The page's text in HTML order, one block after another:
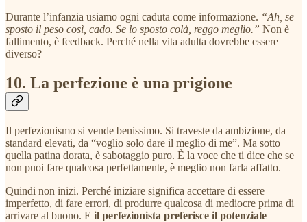
Durante l’infanzia usiamo ogni caduta come informazione. “Ah, se
sposto il peso così, cado. Se lo sposto colà, reggo meglio.” Non è
fallimento, è feedback. Perché nella vita adulta dovrebbe essere
diverso?
10. La perfezione è una prigione
Il perfezionismo si vende benissimo. Si traveste da ambizione, da
standard elevati, da “voglio solo dare il meglio di me”. Ma sotto
quella patina dorata, è sabotaggio puro. È la voce che ti dice che se
non puoi fare qualcosa perfettamente, è meglio non farla affatto.
Quindi non inizi. Perché iniziare significa accettare di essere
imperfetto, di fare errori, di produrre qualcosa di mediocre prima di
arrivare al buono. E il perfezionista preferisce il potenziale